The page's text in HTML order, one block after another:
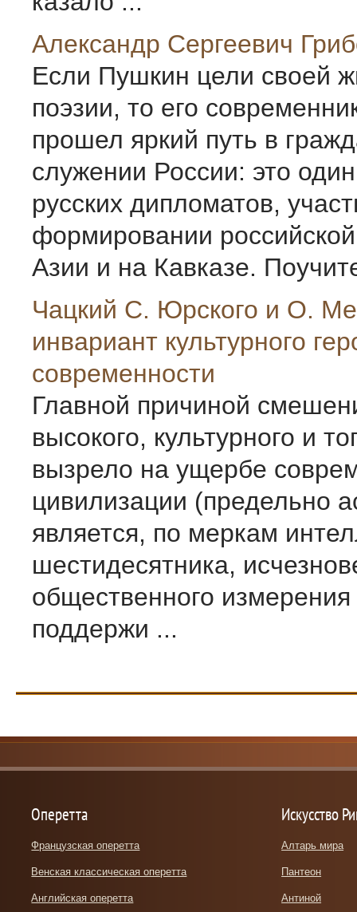
Александр Сергеевич
Если Пушкин цели своей
поэзии, то его
прошел яркий путь в
служении России: это
русских дипломатов,
формировании
Азии и на Кавказе.
Чацкий С. Юрского и О.
инвариант культурного
современности
Главной причиной
высокого, культурного и
вызрело на ущербе
цивилизации (предельно
является, по меркам
шестидесятника,
общественного
поддержи ...
Оперетта
Французская оперетта
Венская классическая оперетта
Английская оперетта
Искусство
Алтарь мира
Пантеон
Антиной